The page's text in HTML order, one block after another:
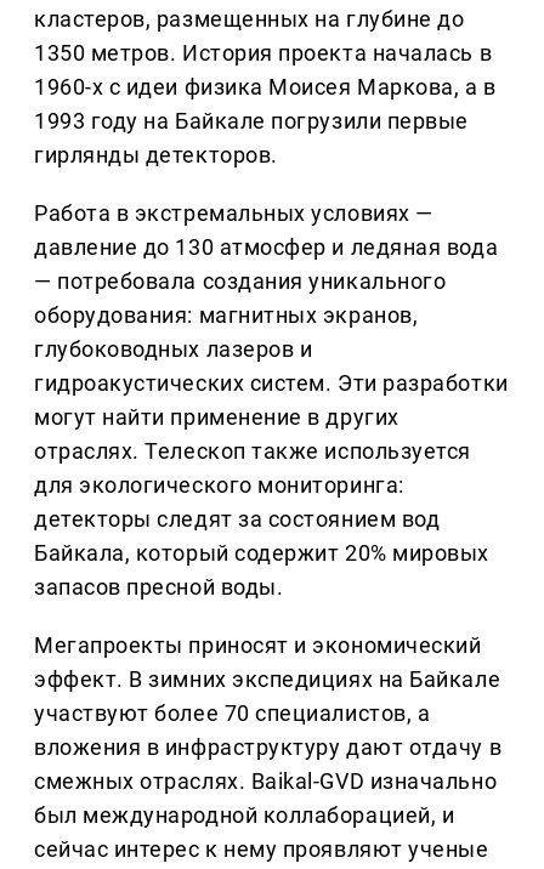
кластеров, размещенных на глубине до
1350 метров. История проекта началась в
1960-х с идеи физика Моисея Маркова, а в
1993 году на Байкале погрузили первые
гирлянды детекторов.
Работа в экстремальных условиях —
давление до 130 атмосфер и ледяная вода
— потребовала создания уникального
оборудования: магнитных экранов,
глубоководных лазеров и
гидроакустических систем. Эти разработки
могут найти применение в других
отраслях. Телескоп также используется
для экологического мониторинга:
детекторы следят за состоянием вод
Байкала, который содержит 20% мировых
запасов пресной воды.
Мегапроекты приносят и экономический
эффект. В зимних экспедициях на Байкале
участвуют более 70 специалистов, а
вложения в инфраструктуру дают отдачу в
смежных отраслях. Baikal-GVD изначально
был международной коллаборацией, и
сейчас интерес к нему проявляют ученые